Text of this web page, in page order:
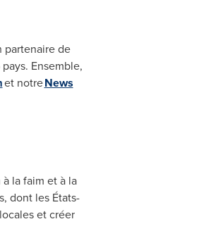
partenaire de
Ensemble,
et notreNews
la faim et à la
dont les États-
et créer